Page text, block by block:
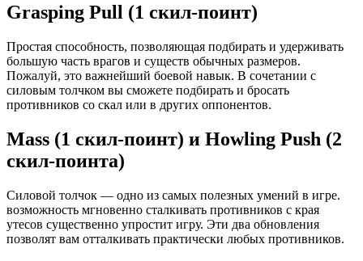
Grasping Pull (1 скил-поинт)
Простая способность, позволяющая подбирать и удерживать
большую часть врагов и существ обычных размеров.
Пожалуй, это важнейший боевой навык. В сочетании с
силовым толчком вы сможете подбирать и бросать
противников со скал или в других оппонентов.
Mass (1 скил-поинт) и Howling Push (2
скил-поинта)
Силовой толчок — одно из самых полезных умений в игре.
возможность мгновенно сталкивать противников с края
утесов существенно упростит игру. Эти два обновления
позволят вам отталкивать практически любых противников.